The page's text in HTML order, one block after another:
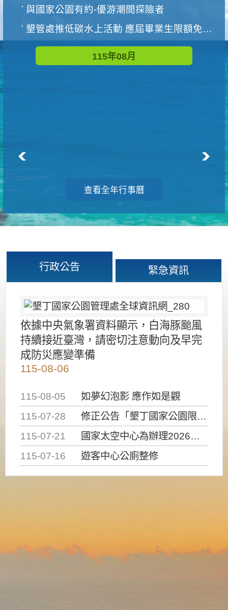
與國家公園有約-優游潮間探險者
墾管處推低碳水上活動 應屆畢業生限額免費參加
115年08月
查看全年行事曆
行政公告 緊急資訊
依據中央氣象署資料顯示，白海豚颱風
持續接近臺灣，請密切注意動向及早完
成防災應變準備
115-08-06
115-08-05
如夢幻泡影 應作如是觀
115-07-28
修正公告「墾丁國家公園限制水域遊憩活動之種類、範圍、時間及行為」，自即日生效。
115-07-21
國家太空中心為辦理2026台灣盃火箭競賽，陸、海、空域警戒及協調相關事宜，因颱風備案事宜
115-07-16
遊客中心公廁整修